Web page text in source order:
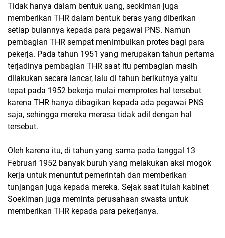
Tidak hanya dalam bentuk uang, seokiman juga
memberikan THR dalam bentuk beras yang diberikan
setiap bulannya kepada para pegawai PNS. Namun
pembagian THR sempat menimbulkan protes bagi para
pekerja. Pada tahun 1951 yang merupakan tahun pertama
terjadinya pembagian THR saat itu pembagian masih
dilakukan secara lancar, lalu di tahun berikutnya yaitu
tepat pada 1952 bekerja mulai memprotes hal tersebut
karena THR hanya dibagikan kepada ada pegawai PNS
saja, sehingga mereka merasa tidak adil dengan hal
tersebut.
Oleh karena itu, di tahun yang sama pada tanggal 13
Februari 1952 banyak buruh yang melakukan aksi mogok
kerja untuk menuntut pemerintah dan memberikan
tunjangan juga kepada mereka. Sejak saat itulah kabinet
Soekiman juga meminta perusahaan swasta untuk
memberikan THR kepada para pekerjanya.